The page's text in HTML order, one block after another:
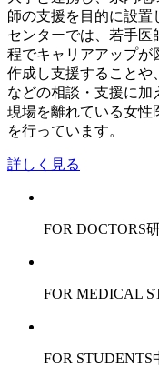
師の支援を目的に設置
センターでは、若手医
程でキャリアアップが
作成し支援することや
などの相談・支援に
現場を離れている女性
を行っています。
詳しく見る
FOR DOCTORS
FOR MEDICAL
FOR STUDENTS